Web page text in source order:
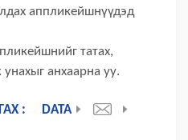
аппликейшнүүдэд
татах,
анхаарна уу.
:
DATA